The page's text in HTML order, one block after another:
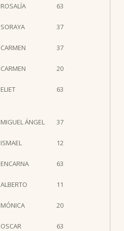
ROSALÍA 63
SORAYA 37
CARMEN 37
CARMEN 20
ELIET 63
MIGUEL ÁNGEL 37
ISMAEL 12
ENCARNA 63
ALBERTO 11
MÓNICA 20
OSCAR 63